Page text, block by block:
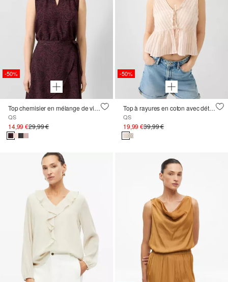
-50%
Top chemisier en mélange de viscose
QS
14,99 €29,99 €
-50%
Top à rayures en coton avec détail à nouer
QS
19,99 €39,99 €